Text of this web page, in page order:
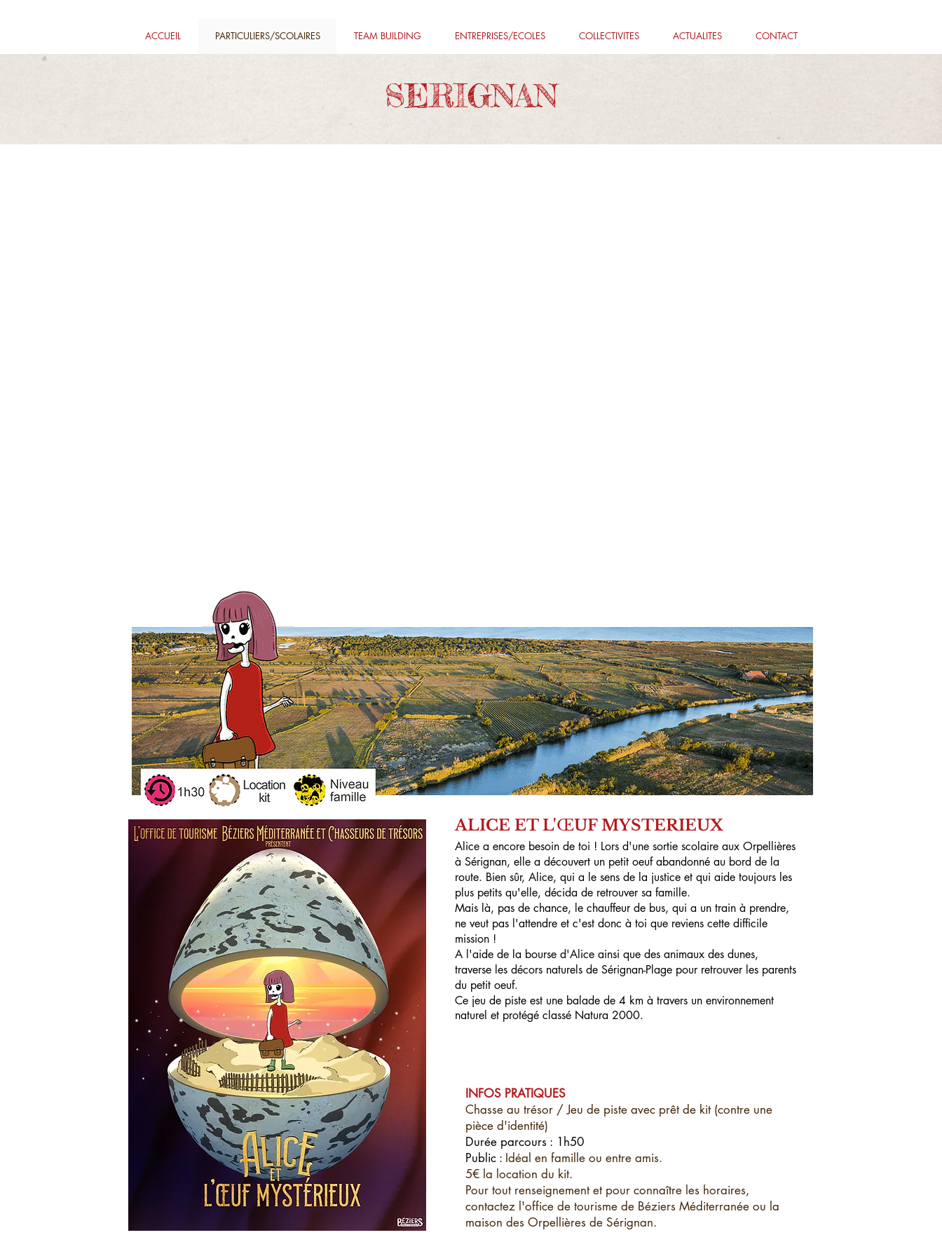
ACCUEIL PARTICULIERS/SCOLAIRES TEAM BUILDING ENTREPRISES/ECOLES COLLECTIVITES ACTUALITES CONTACT
SERIGNAN
ALICE ET L'ŒUF MYSTERIEUX
Alice a encore besoin de toi ! Lors d'une sortie scolaire aux Orpellières
à Sérignan, elle a découvert un petit oeuf abandonné au bord de la
route. Bien sûr, Alice, qui a le sens de la justice et qui aide toujours les
plus petits qu'elle, décida de retrouver sa famille.
Mais là, pas de chance, le chauffeur de bus, qui a un train à prendre,
ne veut pas l'attendre et c'est donc à toi que reviens cette difficile
mission !
A l'aide de la bourse d'Alice ainsi que des animaux des dunes,
traverse les décors naturels de Sérignan-Plage pour retrouver les parents
du petit oeuf.
Ce jeu de piste est une balade de 4 km à travers un environnement
naturel et protégé classé Natura 2000.
INFOS PRATIQUES
Chasse au trésor / Jeu de piste avec prêt de kit (contre une
pièce d'identité)
Durée parcours : 1h50
Public : Idéal en famille ou entre amis.
5€ la location du kit.
Pour tout renseignement et pour connaître les horaires,
contactez l'office de tourisme de Béziers Méditerranée ou la
maison des Orpellières de Sérignan.